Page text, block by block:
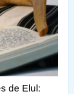
de Elul: